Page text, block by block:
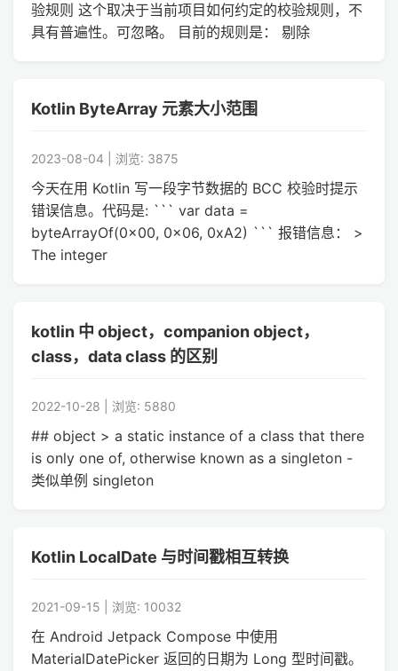
验规则 这个取决于当前项目如何约定的校验规则，不
具有普遍性。可忽略。 目前的规则是： 剔除
Kotlin ByteArray 元素大小范围
2023-08-04 | 浏览: 3875
今天在用 Kotlin 写一段字节数据的 BCC 校验时提示
错误信息。代码是: ``` var data =
byteArrayOf(0x00, 0x06, 0xA2) ``` 报错信息： >
The integer
kotlin 中 object，companion object，
class，data class 的区别
2022-10-28 | 浏览: 5880
## object > a static instance of a class that there
is only one of, otherwise known as a singleton -
类似单例 singleton
Kotlin LocalDate 与时间戳相互转换
2021-09-15 | 浏览: 10032
在 Android Jetpack Compose 中使用
MaterialDatePicker 返回的日期为 Long 型时间戳。